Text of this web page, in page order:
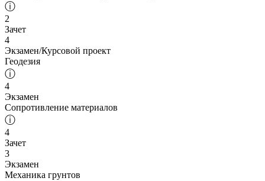
ⓘ
2
Зачет
4
Экзамен/Курсовой проект
Геодезия
ⓘ
4
Экзамен
Сопротивление материалов
ⓘ
4
Зачет
3
Экзамен
Механика грунтов